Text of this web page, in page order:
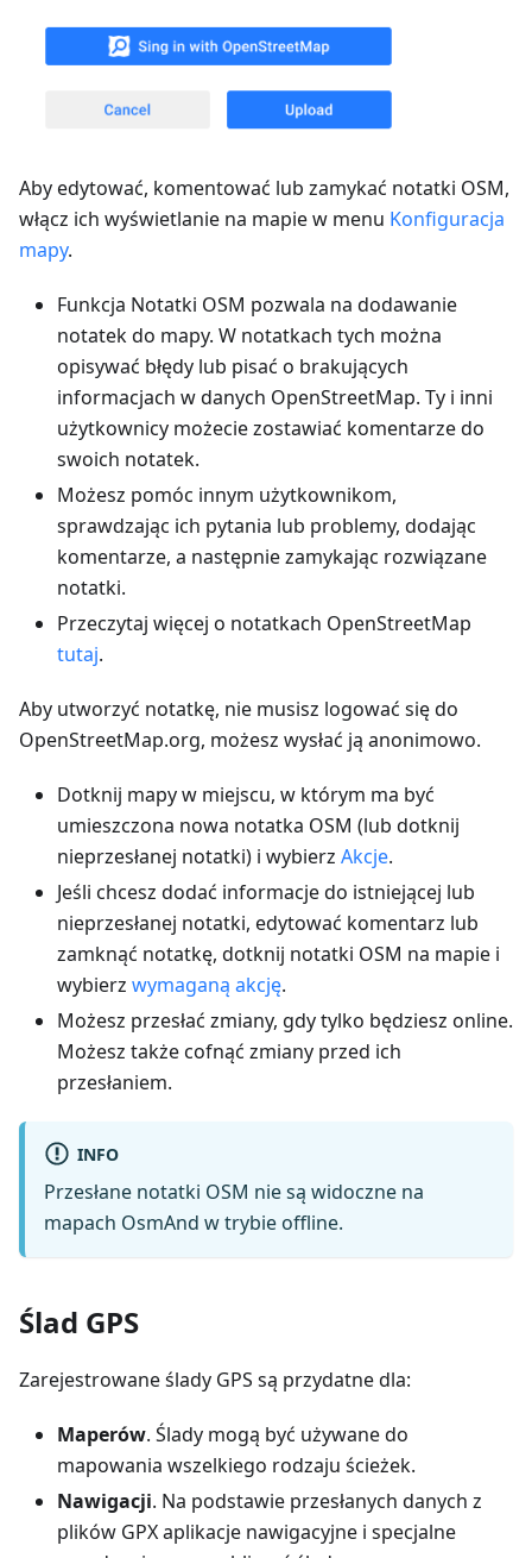
Aby edytować, komentować lub zamykać notatki OSM,
włącz ich wyświetlanie na mapie w menu Konfiguracja
mapy.
Funkcja Notatki OSM pozwala na dodawanie
notatek do mapy. W notatkach tych można
opisywać błędy lub pisać o brakujących
informacjach w danych OpenStreetMap. Ty i inni
użytkownicy możecie zostawiać komentarze do
swoich notatek.
Możesz pomóc innym użytkownikom,
sprawdzając ich pytania lub problemy, dodając
komentarze, a następnie zamykając rozwiązane
notatki.
Przeczytaj więcej o notatkach OpenStreetMap
tutaj.
Aby utworzyć notatkę, nie musisz logować się do
OpenStreetMap.org, możesz wysłać ją anonimowo.
Dotknij mapy w miejscu, w którym ma być
umieszczona nowa notatka OSM (lub dotknij
nieprzesłanej notatki) i wybierz Akcje.
Jeśli chcesz dodać informacje do istniejącej lub
nieprzesłanej notatki, edytować komentarz lub
zamknąć notatkę, dotknij notatki OSM na mapie i
wybierz wymaganą akcję.
Możesz przesłać zmiany, gdy tylko będziesz online.
Możesz także cofnąć zmiany przed ich
przesłaniem.
INFO
Przesłane notatki OSM nie są widoczne na
mapach OsmAnd w trybie offline.
Ślad GPS
Zarejestrowane ślady GPS są przydatne dla:
Maperów. Ślady mogą być używane do
mapowania wszelkiego rodzaju ścieżek.
Nawigacji. Na podstawie przesłanych danych z
plików GPX aplikacje nawigacyjne i specjalne